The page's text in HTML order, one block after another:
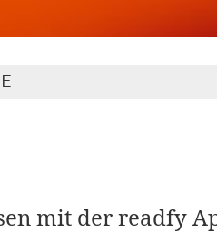
mit der readfy